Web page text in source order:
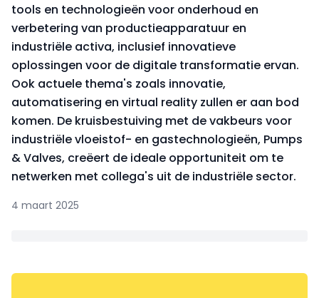
tools en technologieën voor onderhoud en
verbetering van productieapparatuur en
industriële activa, inclusief innovatieve
oplossingen voor de digitale transformatie ervan.
Ook actuele thema's zoals innovatie,
automatisering en virtual reality zullen er aan bod
komen. De kruisbestuiving met de vakbeurs voor
industriële vloeistof- en gastechnologieën, Pumps
& Valves, creëert de ideale opportuniteit om te
netwerken met collega's uit de industriële sector.
4 maart 2025